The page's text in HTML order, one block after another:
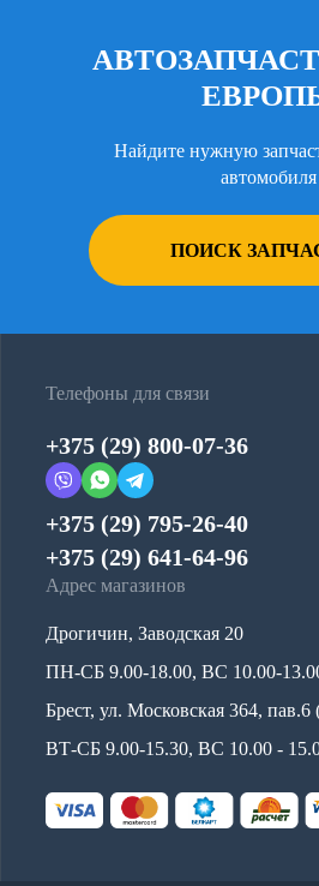
Найдите нужную
автомобиля
ПОИСК
Телефоны для связи
+375 (29) 800-07-36
+375 (29) 795-26-40
+375 (29) 641-64-96
Адрес магазинов
Дрогичин, Заводская 20
ПН-СБ 9.00-18.00, ВС 10.00-
Брест, ул. Московская 364,
ВТ-СБ 9.00-15.30, ВС 10.00 -